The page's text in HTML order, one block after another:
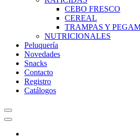
CEBO FRESCO
CEREAL
TRAMPAS Y
NUTRICIONALES
Peluquería
Novedades
Snacks
Contacto
Registro
Catálogos